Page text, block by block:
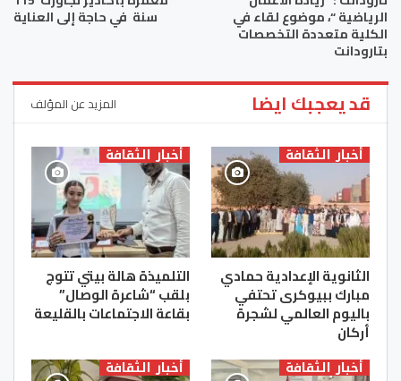
الرياضية “، موضوع لقاء في
الكلية متعددة التخصصات
بتارودانت
سنة في حاجة إلى العناية
قد يعجبك ايضا المزيد عن المؤلف
أخبار الثقافة
الثانوية الإعدادية حمادي
مبارك ببيوكرى تحتفي
باليوم العالمي لشجرة
أركان
أخبار الثقافة
التلميذة هالة بيتي تتوج
بلقب “شاعرة الوصال”
بقاعة الاجتماعات بالقليعة
أخبار الثقافة أخبار الثقافة